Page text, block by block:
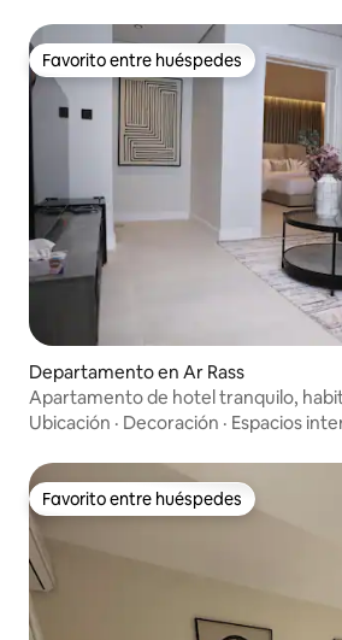
Favorito entre huéspedes
Favorito entre huéspedes
Departamento en Ar Rass
Apartamento de hotel tranquilo,
Ubicación · Decoración · Espacios
Favorito entre huéspedes
Favorito entre huéspedes